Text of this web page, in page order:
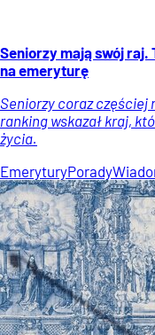
Seniorzy mają swój
na emeryturę
Seniorzy coraz częściej
ranking wskazał kraj,
życia.
EmeryturyPorady